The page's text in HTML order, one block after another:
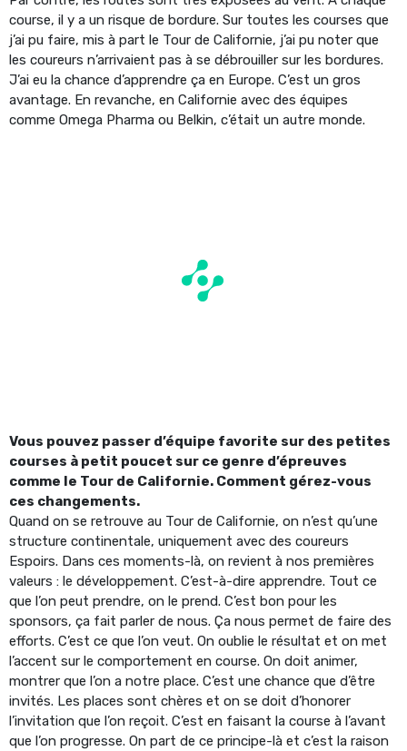
course, il y a un risque de bordure. Sur toutes les courses que
j’ai pu faire, mis à part le Tour de Californie, j’ai pu noter que
les coureurs n’arrivaient pas à se débrouiller sur les bordures.
J’ai eu la chance d’apprendre ça en Europe. C’est un gros
avantage. En revanche, en Californie avec des équipes
comme Omega Pharma ou Belkin, c’était un autre monde.
Vous pouvez passer d’équipe favorite sur des petites
courses à petit poucet sur ce genre d’épreuves
comme le Tour de Californie. Comment gérez-vous
ces changements.
Quand on se retrouve au Tour de Californie, on n’est qu’une
structure continentale, uniquement avec des coureurs
Espoirs. Dans ces moments-là, on revient à nos premières
valeurs : le développement. C’est-à-dire apprendre. Tout ce
que l’on peut prendre, on le prend. C’est bon pour les
sponsors, ça fait parler de nous. Ça nous permet de faire des
efforts. C’est ce que l’on veut. On oublie le résultat et on met
l’accent sur le comportement en course. On doit animer,
montrer que l’on a notre place. C’est une chance que d’être
invités. Les places sont chères et on se doit d’honorer
l’invitation que l’on reçoit. C’est en faisant la course à l’avant
que l’on progresse. On part de ce principe-là et c’est la raison